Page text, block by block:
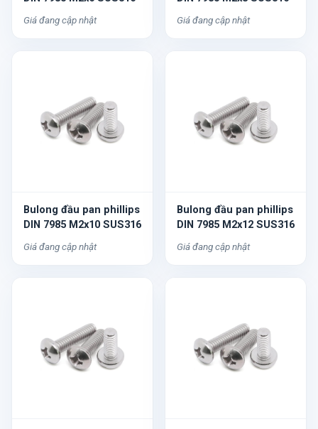
Giá đang cập nhật Giá đang cập nhật
Bulong đầu pan phillips
DIN 7985 M2x10 SUS316
Giá đang cập nhật
Bulong đầu pan phillips
DIN 7985 M2x12 SUS316
Giá đang cập nhật